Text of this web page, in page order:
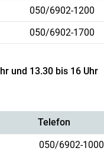
050/6902-1200
050/6902-1700
und 13.30 bis 16 Uhr
Telefon
050/6902-1000